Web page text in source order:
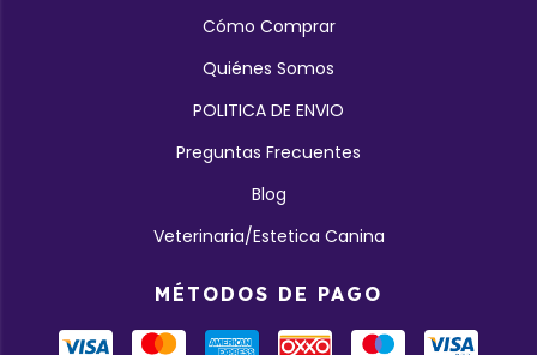
Cómo Comprar
Quiénes Somos
POLITICA DE ENVIO
Preguntas Frecuentes
Blog
Veterinaria/Estetica Canina
MÉTODOS DE PAGO